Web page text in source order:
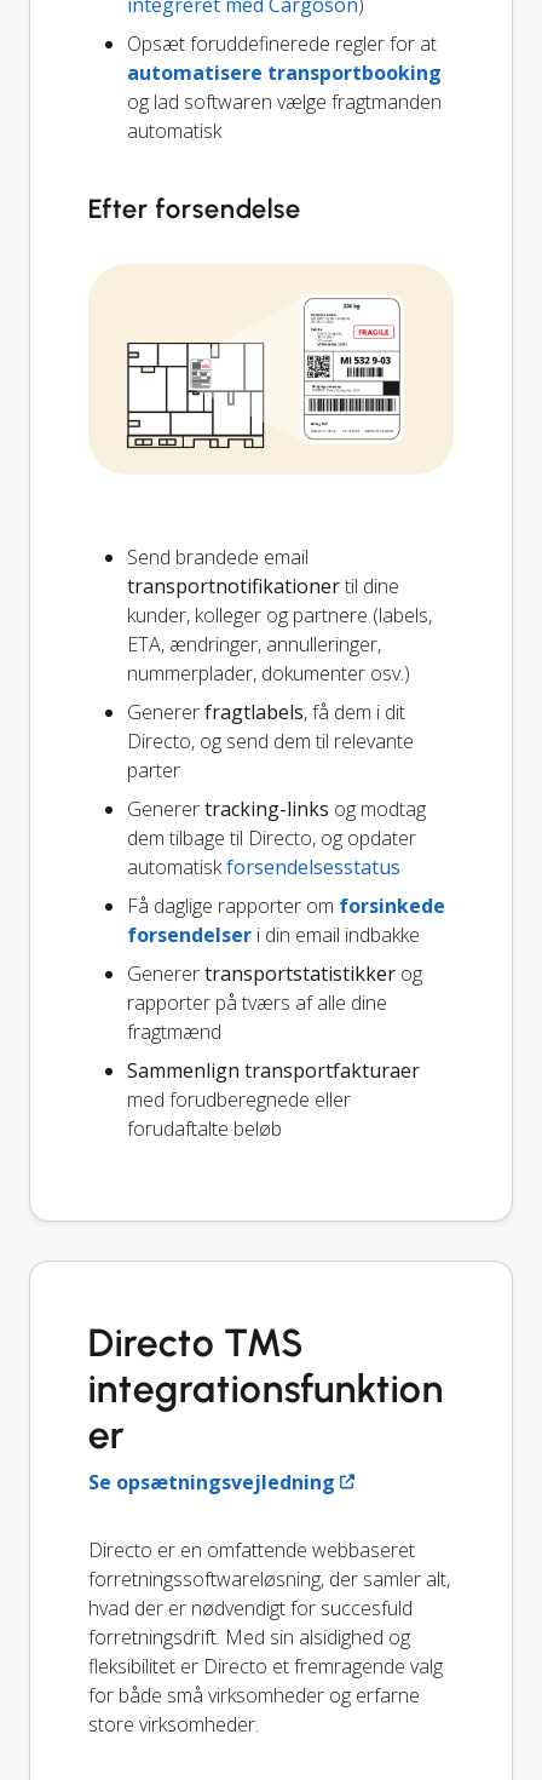
Opsæt foruddefinerede regler for at
automatisere transportbooking
og lad softwaren vælge fragtmanden
automatisk
Efter forsendelse
Send brandede email
transportnotifikationertil dine
kunder, kolleger og partnere (labels,
ETA, ændringer, annulleringer,
nummerplader, dokumenter osv.)
Genererfragtlabels, få dem i dit
Directo, og send dem til relevante
parter
Generertracking-links og modtag
dem tilbage til Directo, og opdater
automatiskforsendelsesstatus
Få daglige rapporter om forsinkede
forsendelser i din email indbakke
Generertransportstatistikker og
rapporter på tværs af alle dine
fragtmænd
Sammenlign transportfakturaer
med forudberegnede eller
forudaftalte beløb
Directo TMS
integrationsfunktion
er
Se opsætningsvejledning
Directo er en omfattende webbaseret
forretningssoftwareløsning, der samler alt,
hvad der er nødvendigt for succesfuld
forretningsdrift. Med sin alsidighed og
fleksibilitet er Directo et fremragende valg
for både små virksomheder og erfarne
store virksomheder.